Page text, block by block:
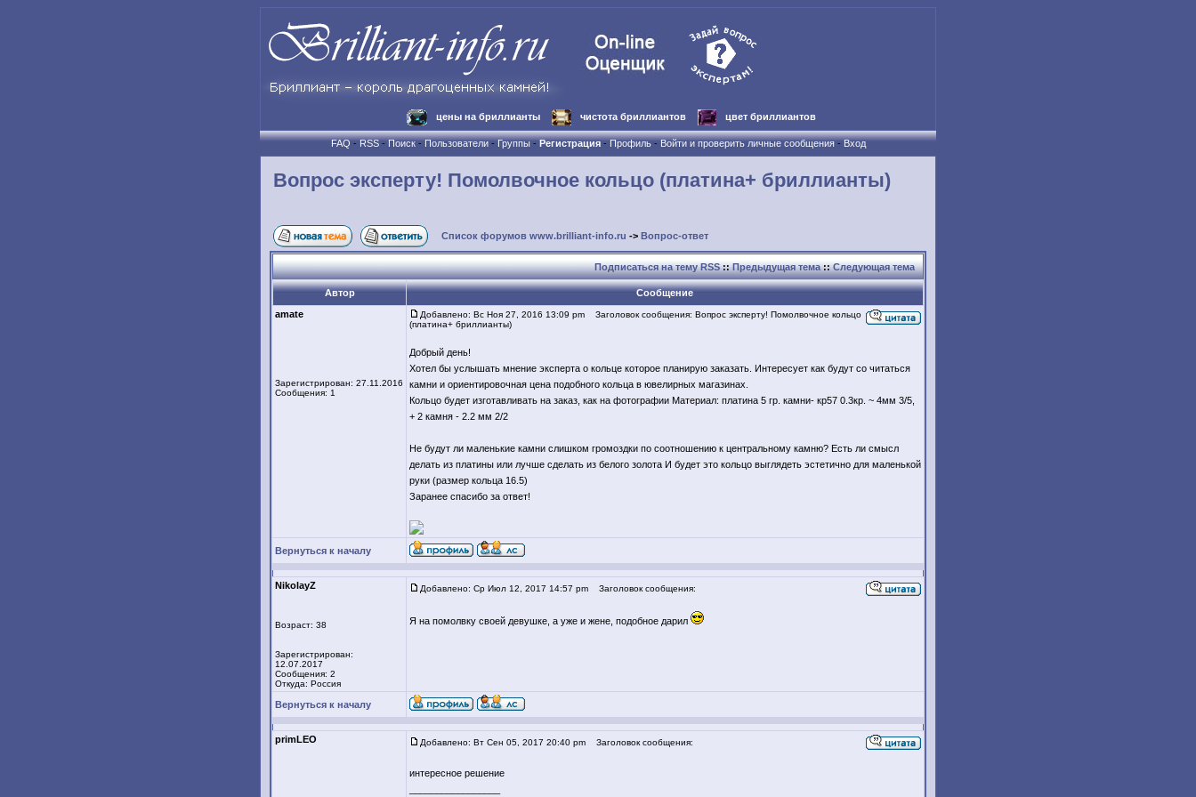
цены на бриллианты чистота бриллиантов цвет бриллиантов
FAQ-RSS-Поиск-Пользователи-Группы-Регистрация -Профиль-Войти и проверить личные сообщения-Вход
Вопрос эксперту! Помолвочное кольцо (платина+ бриллианты)
Список форумов www.brilliant-info.ru -> Вопрос-ответ
Подписаться на тему RSS::Предыдущая тема::Следующая тема
Автор
Сообщение
amate
Зарегистрирован: 27.11.2016
Сообщения: 1
Добавлено: Вс Ноя 27, 2016 13:09 pm
Заголовок сообщения: Вопрос эксперту! Помолвочное кольцо
(платина+ бриллианты)
Добрый день!
Хотел бы услышать мнение эксперта о кольце которое планирую заказать. Интересует как будут со читаться
камни и ориентировочная цена подобного кольца в ювелирных магазинах.
Кольцо будет изготавливать на заказ, как на фотографии Материал: платина 5 гр. камни- кр57 0.3кр. ~ 4мм 3/5,
+ 2 камня - 2.2 мм 2/2
Не будут ли маленькие камни слишком громоздки по соотношению к центральному камню? Есть ли смысл
делать из платины или лучше сделать из белого золота И будет это кольцо выглядеть эстетично для маленькой
руки (размер кольца 16.5)
Заранее спасибо за ответ!
Вернуться к началу
NikolayZ
Возраст: 38
Зарегистрирован:
12.07.2017
Сообщения: 2
Откуда: Россия
Добавлено: Ср Июл 12, 2017 14:57 pm Заголовок сообщения:
Я на помолвку своей девушке, а уже и жене, подобное дарил
Вернуться к началу
primLEO Добавлено: Вт Сен 05, 2017 20:40 pm Заголовок сообщения:
интересное решение